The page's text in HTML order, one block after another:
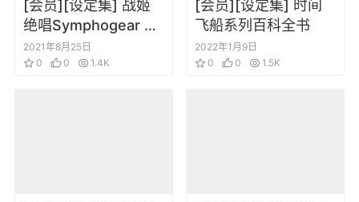
[会员][设定集] 战姬
绝唱Symphogear XV
设定原画集
2021年8月25日
0
0 1.4K
[会员][设定集] 时间
飞船系列百科全书
2022年1月9日
0
0 1.5K